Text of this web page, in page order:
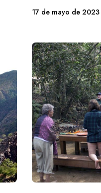
17 de mayo de 2023